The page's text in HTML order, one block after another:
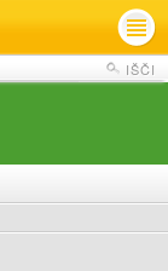
IŠČI